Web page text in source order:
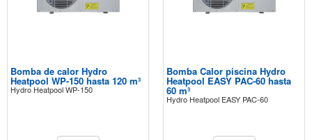
Bomba de calor Hydro
Heatpool WP-150 hasta 120 m³
Hydro Heatpool WP-150
Bomba Calor piscina Hydro
Heatpool EASY PAC-60 hasta
60 m³
Hydro Heatpool EASY PAC-60